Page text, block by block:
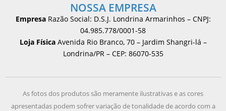
NOSSA EMPRESA
EmpresaRazão Social: D.S.J. Londrina Armarinhos – CNPJ:
04.985.778/0001-58
Loja FísicaAvenida Rio Branco, 70 – Jardim Shangri-lá –
Londrina/PR – CEP: 86070-535
As fotos dos produtos são meramente ilustrativas e as cores
apresentadas podem sofrer variação de tonalidade de acordo com a